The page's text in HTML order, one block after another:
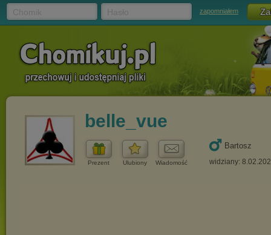
zapomniałem
belle_vue
Prezent Ulubiony Wiadomość
Bartosz
widziany: